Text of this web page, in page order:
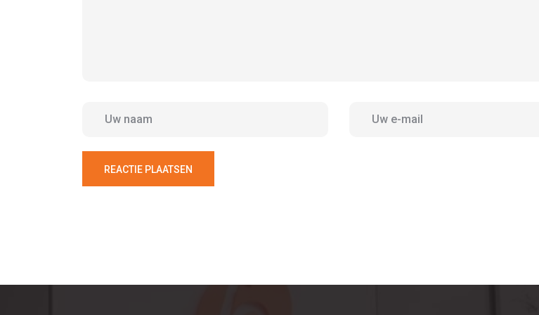
REACTIE PLAATSEN